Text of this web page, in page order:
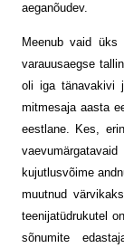
aeganõudev.
Meenub vaid üks
varauusaegse
oli iga tänavakivi
mitmesaja aasta
eestlane. Kes,
kujutlusvõime
muutnud
teenijatüdrukutel
sõnumite